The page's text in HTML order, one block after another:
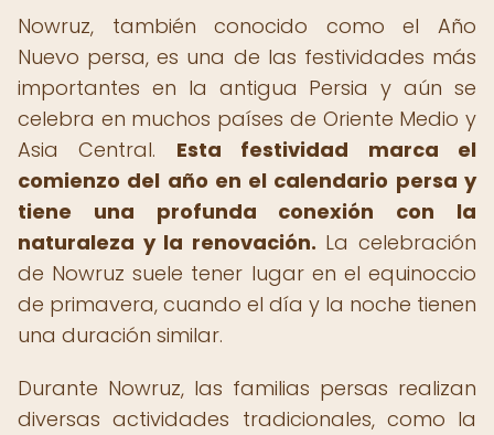
Nowruz, también conocido como el Año
Nuevo persa, es una de las festividades más
importantes en la antigua Persia y aún se
celebra en muchos países de Oriente Medio y
Asia Central. Esta festividad marca el
comienzo del año en el calendario persa y
tiene una profunda conexión con la
naturaleza y la renovación. La celebración
de Nowruz suele tener lugar en el equinoccio
de primavera, cuando el día y la noche tienen
una duración similar.
Durante Nowruz, las familias persas realizan
diversas actividades tradicionales, como la